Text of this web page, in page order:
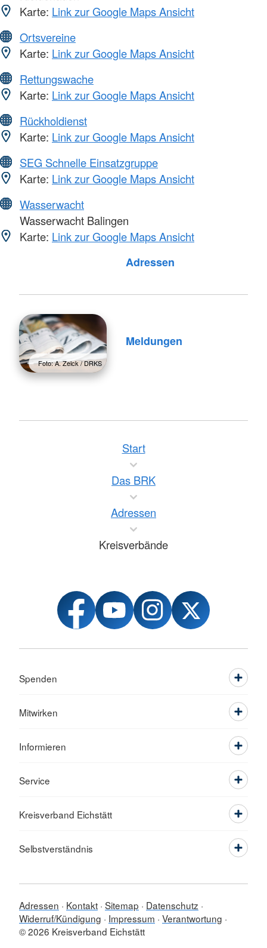
Karte: Link zur Google Maps Ansicht
Ortsvereine
Karte: Link zur Google Maps Ansicht
Rettungswache
Karte: Link zur Google Maps Ansicht
Rückholdienst
Karte: Link zur Google Maps Ansicht
SEG Schnelle Einsatzgruppe
Karte: Link zur Google Maps Ansicht
Wasserwacht
Wasserwacht Balingen
Karte: Link zur Google Maps Ansicht
Adressen
Foto: A. Zelck / DRKS
Meldungen
Start
Das BRK
Adressen
Kreisverbände
Spenden
Mitwirken
Informieren
Service
Kreisverband Eichstätt
Selbstverständnis
Adressen Kontakt Sitemap
Datenschutz
Widerruf/Kündigung
Impressum Verantwortung
© 2026 Kreisverband Eichstätt